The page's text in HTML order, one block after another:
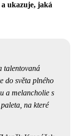
ukazuje, jaká
talentovaná
do světa plného
a melancholie s
na které